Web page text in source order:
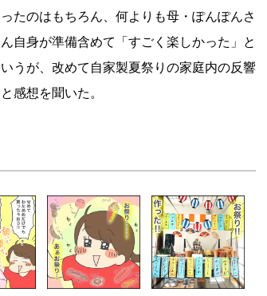
ったのはもちろん、何よりも母・ぽんぽんさ
ん自身が準備含めて「すごく楽しかった」と
いうが、改めて自家製夏祭りの家庭内の反響
と感想を聞いた。